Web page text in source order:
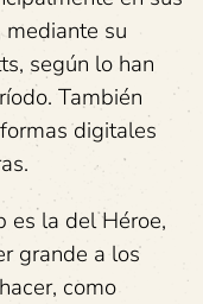
mediante su
según lo han
También
digitales
es la del Héroe,
grande a los
como